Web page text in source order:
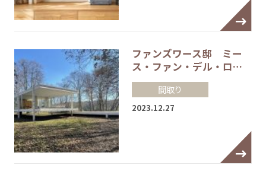
ファンズワース邸 ミー
ス・ファン・デル・ロ…
間取り
2023.12.27